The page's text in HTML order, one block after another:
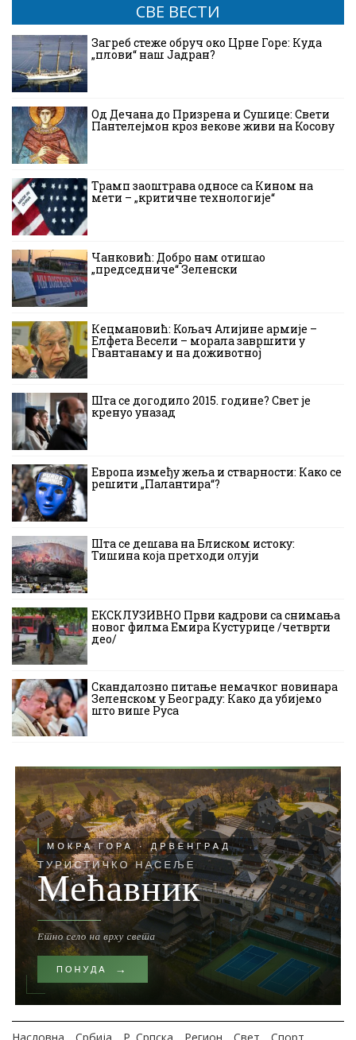
СВЕ ВЕСТИ
Загреб стеже обруч око Црне Горе: Куда
„плови“ наш Јадран?
Од Дечана до Призрена и Сушице: Свети
Пантелејмон кроз векове живи на Косову
Трамп заоштрава односе са Кином на
мети – „критичне технологије“
Чанковић: Добро нам отишао
„председниче“ Зеленски
Кецмановић: Кољач Алијине армије –
Елфета Весели – морала завршити у
Гвантанаму и на доживотној
Шта се догодило 2015. године? Свет је
кренуо уназад
Европа између жеља и стварности: Како се
решити „Палантира“?
Шта се дешава на Блиском истоку:
Тишина која претходи олуји
ЕКСКЛУЗИВНО Први кадрови са снимања
новог филма Емира Кустурице /четврти
део/
Скандалозно питање немачког новинара
Зеленском у Београду: Како да убијемо
што више Руса